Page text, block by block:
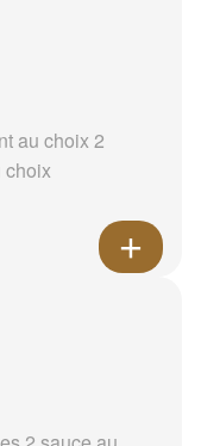
au choix 2
choix